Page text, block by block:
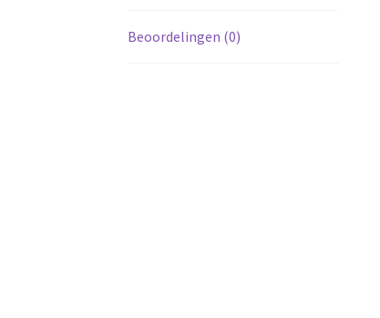
Beoordelingen (0)